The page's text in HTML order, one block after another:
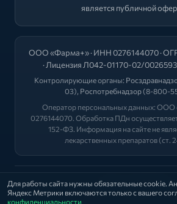
Для работы сайта нужны обязательные cookie.
Яндекс Метрики включаются только с вашего
конфиденциальности
является публичной
ООО «Фарма+» · ИНН 0276144070 ·
· Лицензия Л042-01170-02/
Контролирующие органы:
03), Роспотребнадзор(8-800-
Оператор персональных данных:
0276144070. Обработка ПДн
152-ФЗ. Информация на сайте не
лекарственных препаратов (ст.
2026 © "ФАРМА+"
Политика | Оферта |